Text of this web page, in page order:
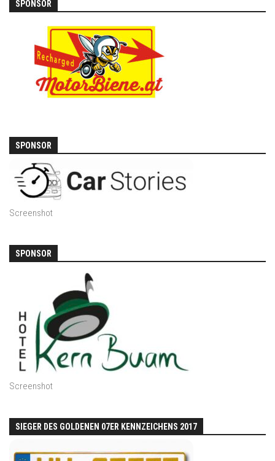
SPONSOR
SPONSOR
Screenshot
SPONSOR
Screenshot
SIEGER DES GOLDENEN 07ER KENNZEICHENS 2017